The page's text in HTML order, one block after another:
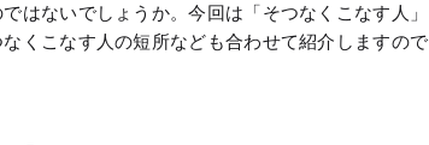
はないでしょうか。今回は「そつなくこなす人」
くこなす人の短所なども合わせて紹介しますので